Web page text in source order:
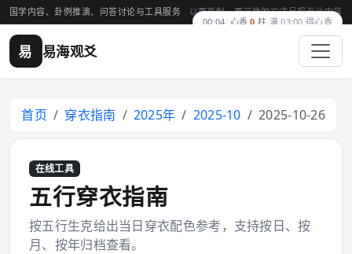
国学内容、卦例推演、问答讨论与工具服务 以更克制、更沉稳的方式呈现专业内容
易 易海观爻
首页 穿衣指南 2025年 2025-10 2025-10-26
在线工具
五行穿衣指南
按五行生克给出当日穿衣配色参考，支持按日、按
月、按年归档查看。
00:04 心香0 柱· 满 03:00 得心香